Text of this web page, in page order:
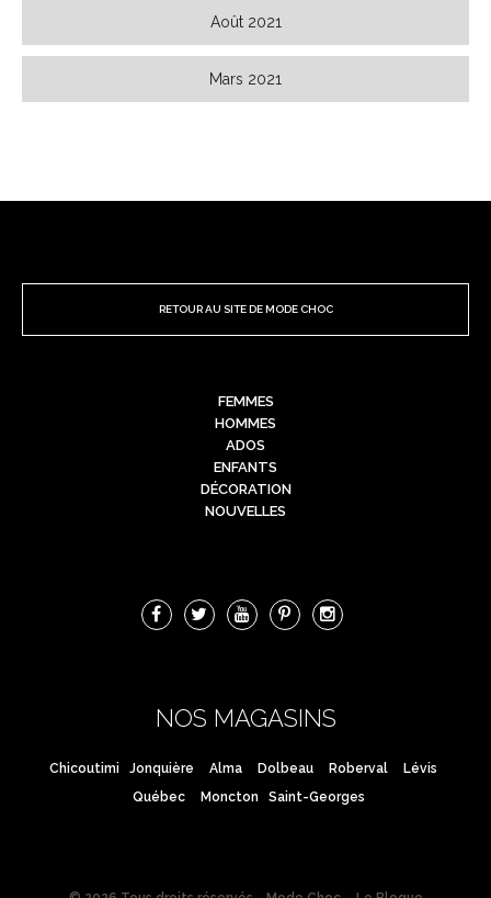
Août 2021
Mars 2021
RETOUR AU SITE DE MODE CHOC
FEMMES
HOMMES
ADOS
ENFANTS
DÉCORATION
NOUVELLES
NOS MAGASINS
Chicoutimi Jonquière Alma Dolbeau Roberval
Lévis
Québec
Moncton Saint-Georges